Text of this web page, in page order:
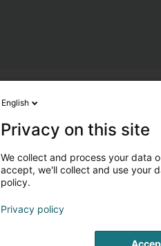
English
Privacy on this site
We collect and process your data
accept, we'll collect and use your
policy.
Privacy policy